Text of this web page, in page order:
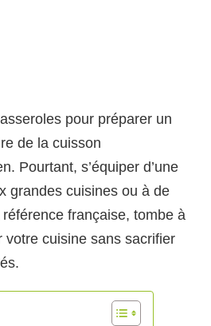
pour préparer un
de la cuisson
Pourtant, s’équiper d’une
grandes cuisines ou à de
française, tombe à
votre cuisine sans sacrifier